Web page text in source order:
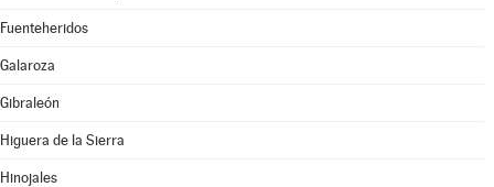
Fuenteheridos
Galaroza
Gibraleón
Higuera de la Sierra
Hinojales